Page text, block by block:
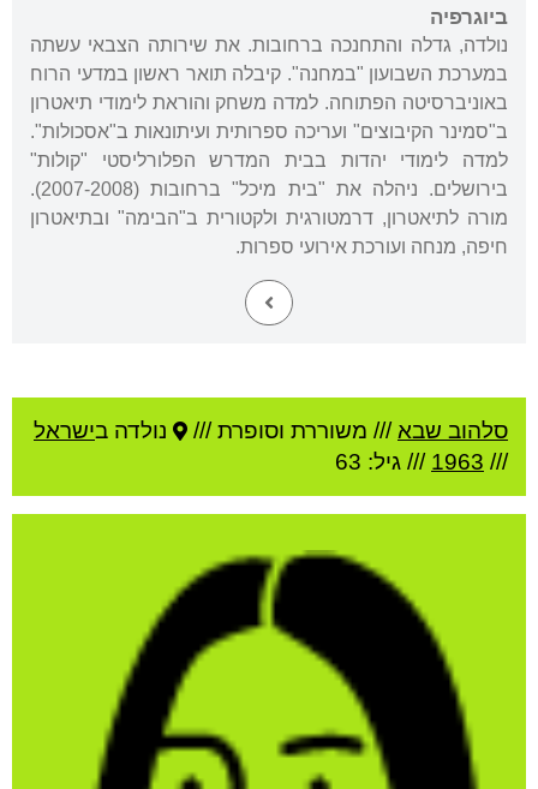
ביוגרפיה
נולדה, גדלה והתחנכה ברחובות. את שירותה הצבאי עשתה
במערכת השבועון "במחנה". קיבלה תואר ראשון במדעי הרוח
באוניברסיטה הפתוחה. למדה משחק והוראת לימודי תיאטרון
ב"סמינר הקיבוצים" ועריכה ספרותית ועיתונאות ב"אסכולות".
למדה לימודי יהדות בבית המדרש הפלורליסטי "קולות"
בירושלים. ניהלה את "בית מיכל" ברחובות (2007-2008).
מורה לתיאטרון, דרמטורגית ולקטורית ב"הבימה" ובתיאטרון
חיפה, מנחה ועורכת אירועי ספרות.
סלהוב שבא /// משוררת וסופרת /// נולדה בישראל
///
1963 /// גיל: 63